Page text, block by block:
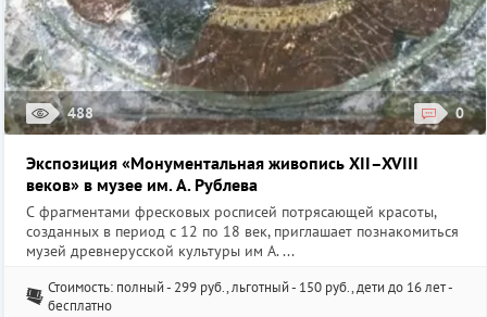
488 0
Экспозиция «Монументальная живопись XII–XVIII
веков» в музее им. А. Рублева
С фрагментами фресковых росписей потрясающей красоты,
созданных в период с 12 по 18 век, приглашает познакомиться
музей древнерусской культуры им А. ...
Стоимость: полный - 299 руб., льготный - 150 руб., дети до 16 лет -
бесплатно